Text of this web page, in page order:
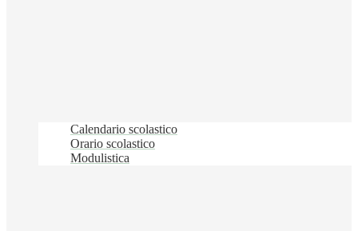
Calendario scolastico
Orario scolastico
Modulistica